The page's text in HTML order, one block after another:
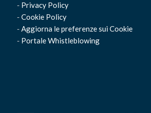
- Privacy Policy
- Cookie Policy
- Aggiorna le preferenze sui Cookie
- Portale Whistleblowing